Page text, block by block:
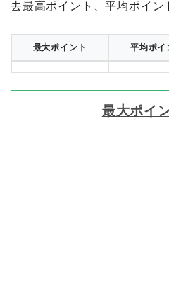
去最高ポイント、平均ポイン
最大ポイント 平均ポイ
最大ポイ